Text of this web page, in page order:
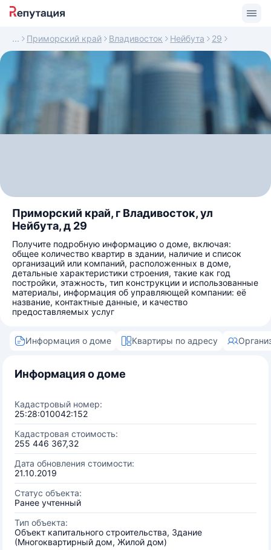
Приморский край Владивосток Нейбута 29
Приморский край, г Владивосток, ул
Нейбута, д 29
Получите подробную информацию о доме, включая:
общее количество квартир в здании, наличие и список
организаций или компаний, расположенных в доме,
детальные характеристики строения, такие как год
постройки, этажность, тип конструкции и использованные
материалы, информация об управляющей компании: её
название, контактные данные, и качество
предоставляемых услуг
Информация о доме Квартиры по адресу
Информация о доме
Кадастровый номер:
25:28:010042:152
Кадастровая стоимость:
255 446 367,32
Дата обновления стоимости:
21.10.2019
Статус объекта:
Ранее учтенный
Тип объекта:
Объект капитального строительства, Здание
(Многоквартирный дом, Жилой дом)